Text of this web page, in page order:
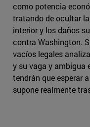
como potencia
tratando de ocultar
interior y los daños
contra Washington.
vacíos legales
y su vaga y ambigua
tendrán que esperar
supone realmente